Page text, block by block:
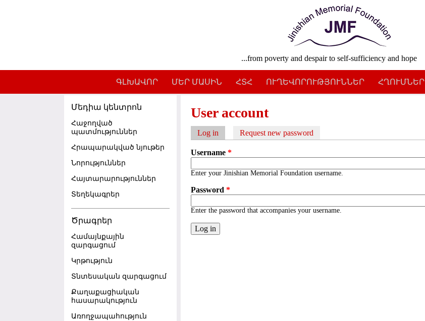
...from poverty and despair to self-sufficiency and hope
ԳԼԽԱՎՈՐ ՄԵՐ ՄԱՍԻՆ ՀՏՀ ՈՒՂԵՎՈՐՈՒԹՅՈՒՆՆԵՐ ՀՂՈՒՄՆԵՐ
Մեդիա կենտրոն
Հաջողված
պատմություններ
Հրապարակված նյութեր
Նորություններ
Հայտարարություններ
Տեղեկագրեր
Ծրագրեր
Համայնքային
զարգացում
Կրթություն
Տնտեսական զարգացում
Քաղաքացիական
հասարակություն
Առողջապահություն
User account
Primary tabs
Log in (active tab)Request new password
Username*
Enter your Jinishian Memorial Foundation username.
Password*
Enter the password that accompanies your username.